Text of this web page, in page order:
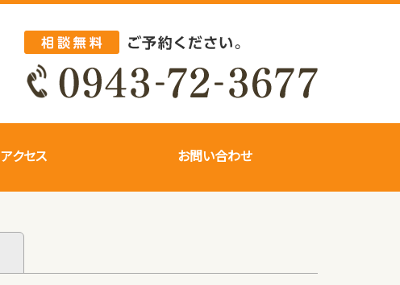
アクセス お問い合わせ